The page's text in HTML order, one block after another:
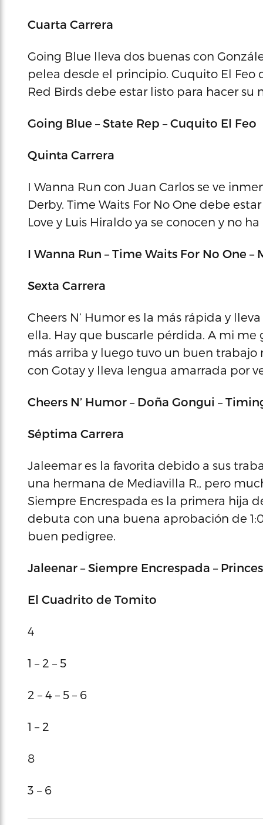
Cuarta Carrera
Going Blue lleva dos buenas con
pelea desde el principio. Cuquito El Feo
Red Birds debe estar listo para hacer su
Going Blue – State Rep – Cuquito El Feo
Quinta Carrera
I Wanna Run con Juan Carlos se ve
Derby. Time Waits For No One debe
Love y Luis Hiraldo ya se conocen y no
I Wanna Run – Time Waits For No One –
Sexta Carrera
Cheers N’ Humor es la más rápida y
ella. Hay que buscarle pérdida. A mi
más arriba y luego tuvo un buen
con Gotay y lleva lengua amarrada por
Cheers N’ Humor – Doña Gongui –
Séptima Carrera
Jaleemar es la favorita debido a sus
una hermana de Mediavilla R., pero
Siempre Encrespada es la primera hija
debuta con una buena aprobación de
buen pedigree.
Jaleenar – Siempre Encrespada –
El Cuadrito de Tomito
4
1 – 2 – 5
2 – 4 – 5 – 6
1 – 2
8
3 – 6